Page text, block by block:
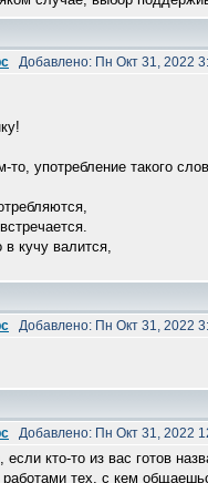
Добавлено: Пн Окт 31, 2022
то, употребление такого
в кучу валится,
Добавлено: Пн Окт 31, 2022
Добавлено: Пн Окт 31, 2022
если кто-то из вас готов
работами тех, с кем